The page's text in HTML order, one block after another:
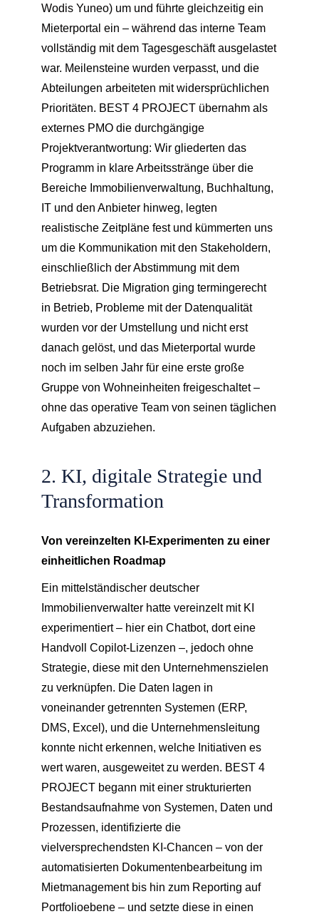
Wodis Yuneo) um und führte gleichzeitig ein
Mieterportal ein – während das interne Team
vollständig mit dem Tagesgeschäft ausgelastet
war. Meilensteine wurden verpasst, und die
Abteilungen arbeiteten mit widersprüchlichen
Prioritäten. BEST 4 PROJECT übernahm als
externes PMO die durchgängige
Projektverantwortung: Wir gliederten das
Programm in klare Arbeitsstränge über die
Bereiche Immobilienverwaltung, Buchhaltung,
IT und den Anbieter hinweg, legten
realistische Zeitpläne fest und kümmerten uns
um die Kommunikation mit den Stakeholdern,
einschließlich der Abstimmung mit dem
Betriebsrat. Die Migration ging termingerecht
in Betrieb, Probleme mit der Datenqualität
wurden vor der Umstellung und nicht erst
danach gelöst, und das Mieterportal wurde
noch im selben Jahr für eine erste große
Gruppe von Wohneinheiten freigeschaltet –
ohne das operative Team von seinen täglichen
Aufgaben abzuziehen.
2. KI, digitale Strategie und
Transformation
Von vereinzelten KI-Experimenten zu einer
einheitlichen Roadmap
Ein mittelständischer deutscher
Immobilienverwalter hatte vereinzelt mit KI
experimentiert – hier ein Chatbot, dort eine
Handvoll Copilot-Lizenzen –, jedoch ohne
Strategie, diese mit den Unternehmenszielen
zu verknüpfen. Die Daten lagen in
voneinander getrennten Systemen (ERP,
DMS, Excel), und die Unternehmensleitung
konnte nicht erkennen, welche Initiativen es
wert waren, ausgeweitet zu werden. BEST 4
PROJECT begann mit einer strukturierten
Bestandsaufnahme von Systemen, Daten und
Prozessen, identifizierte die
vielversprechendsten KI-Chancen – von der
automatisierten Dokumentenbearbeitung im
Mietmanagement bis hin zum Reporting auf
Portfolioebene – und setzte diese in einen